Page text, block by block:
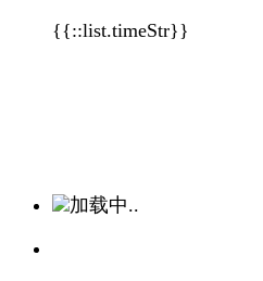
{{::list.timeStr}}
加载中..